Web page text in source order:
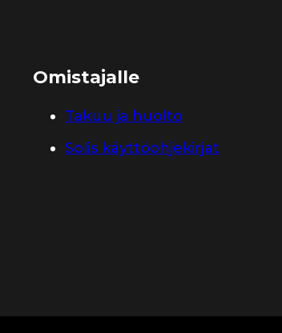
Omistajalle
Takuu ja huolto
Solis käyttöohjekirjat